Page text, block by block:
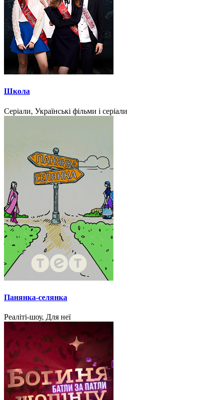
Школа
Серіали, Українські фільми і серіали
Панянка-селянка
Реаліті-шоу, Для неї